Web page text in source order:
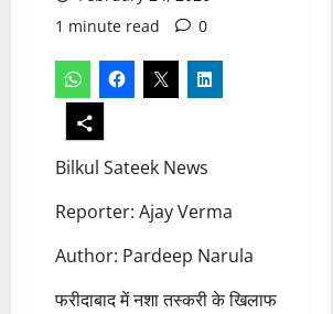
1 minute read
0
Bilkul Sateek News
Reporter: Ajay Verma
Author: Pardeep Narula
फरीदाबाद में नशा तस्करी के खिलाफ